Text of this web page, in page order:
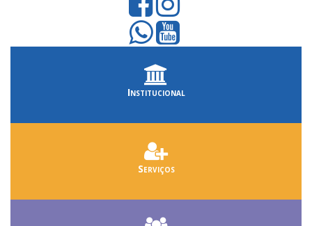
Institucional
Serviços